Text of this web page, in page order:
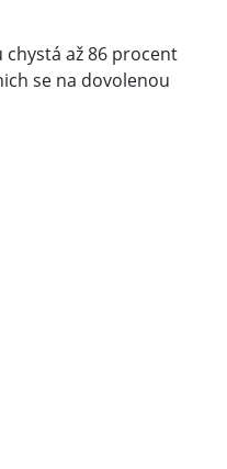
chystá až 86 procent
se na dovolenou